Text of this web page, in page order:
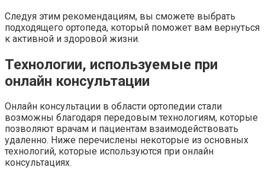
Следуя этим рекомендациям, вы сможете выбрать
подходящего ортопеда, который поможет вам вернуться
к активной и здоровой жизни.
Технологии, используемые при
онлайн консультации
Онлайн консультации в области ортопедии стали
возможны благодаря передовым технологиям, которые
позволяют врачам и пациентам взаимодействовать
удаленно. Ниже перечислены некоторые из основных
технологий, которые используются при онлайн
консультациях.